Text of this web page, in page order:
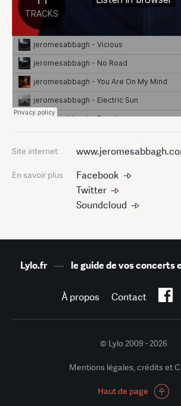
Site internet
En savoir plus
Facebook
Twitter
Soundcloud
Lylo.fr— le guide de vos concerts
À propos Contact
© Lylo 2009 - 2026
Mentions légales, crédits et
Haut de page